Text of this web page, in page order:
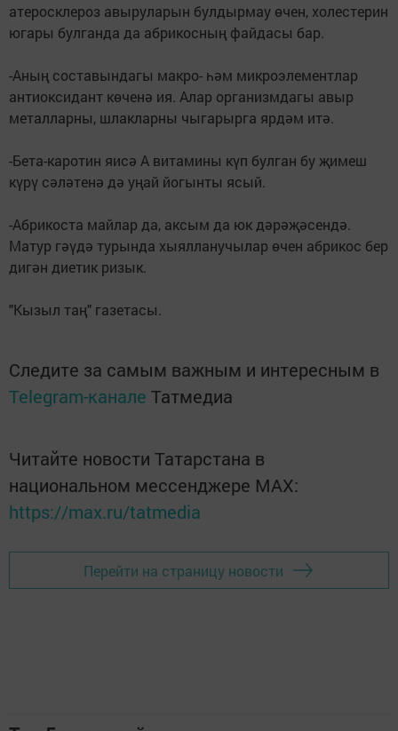
атеросклероз авыруларын булдырмау өчен, холестерин
югары булганда да абрикосның файдасы бар.
-Аның составындагы макро- һәм микроэлементлар
антиоксидант көченә ия. Алар организмдагы авыр
металларны, шлакларны чыгарырга ярдәм итә.
-Бета-каротин яисә А витамины күп булган бу җимеш
күрү сәләтенә дә уңай йогынты ясый.
-Абрикоста майлар да, аксым да юк дәрәҗәсендә.
Матур гәүдә турында хыялланучылар өчен абрикос бер
дигән диетик ризык.
"Кызыл таң" газетасы.
Следите за самым важным и интересным в
Telegram-канале Татмедиа
Читайте новости Татарстана в
национальном мессенджере MАХ:
https://max.ru/tatmedia
Перейти на страницу новости